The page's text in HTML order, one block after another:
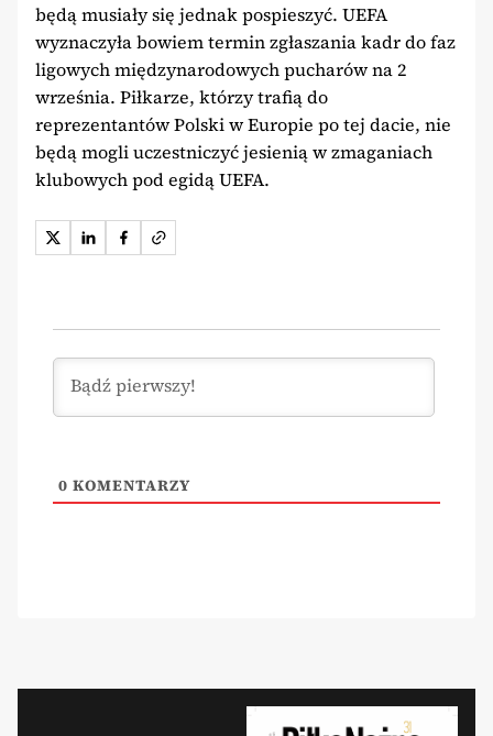
będą musiały się jednak pospieszyć. UEFA
wyznaczyła bowiem termin zgłaszania kadr do faz
ligowych międzynarodowych pucharów na 2
września. Piłkarze, którzy trafią do
reprezentantów Polski w Europie po tej dacie, nie
będą mogli uczestniczyć jesienią w zmaganiach
klubowych pod egidą UEFA.
0 KOMENTARZY